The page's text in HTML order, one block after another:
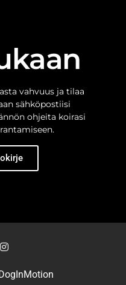
vahvuus ja tilaa
sähköpostiisi
ohjeita koirasi